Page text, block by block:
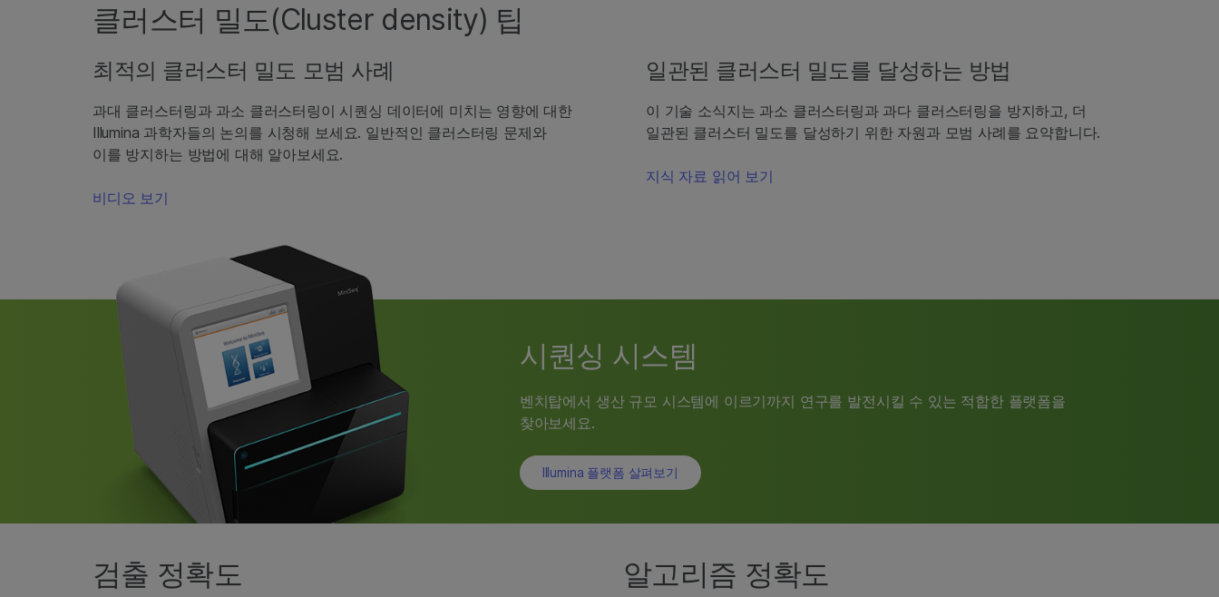
클러스터 밀도(Cluster density) 팁
최적의 클러스터 밀도 모범 사례
과대 클러스터링과 과소 클러스터링이 시퀀싱 데이터에 미치는 영향에 대한
Illumina 과학자들의 논의를 시청해 보세요. 일반적인 클러스터링 문제와
이를 방지하는 방법에 대해 알아보세요.
비디오 보기
일관된 클러스터 밀도를 달성하는 방법
이 기술 소식지는 과소 클러스터링과 과다 클러스터링을 방지하고, 더
일관된 클러스터 밀도를 달성하기 위한 자원과 모범 사례를 요약합니다.
지식 자료 읽어 보기
시퀀싱 시스템
벤치탑에서 생산 규모 시스템에 이르기까지 연구를 발전시킬 수 있는 적합한 플랫폼을
찾아보세요.
Illumina 플랫폼 살펴보기
검출 정확도 알고리즘 정확도